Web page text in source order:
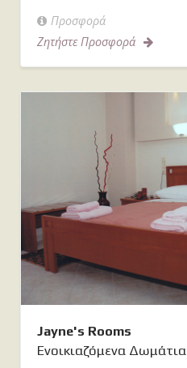
Προσφορά
Ζητήστε Προσφορά
Jayne's Rooms
Ενοικιαζόμενα Δωμάτια